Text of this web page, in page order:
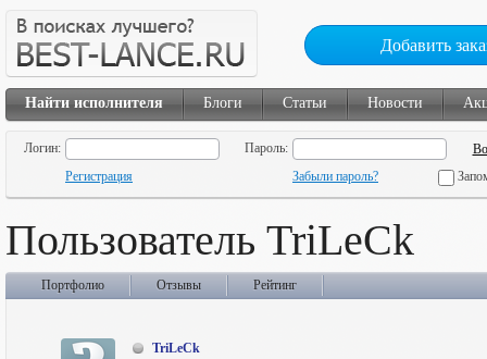
Добавить
Найти исполнителя Блоги Статьи Новости
Логин:
Пароль:
Регистрация
Забыли пароль?
Пользователь TriLeCk
Портфолио Отзывы Рейтинг
TriLeCk